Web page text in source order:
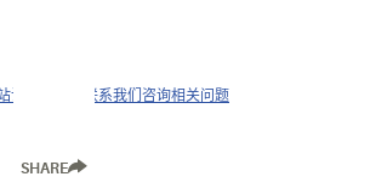
访问政策并联系我们咨询相关问题
SHARE